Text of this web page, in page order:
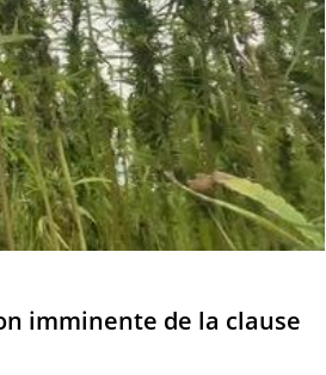
imminente de la clause